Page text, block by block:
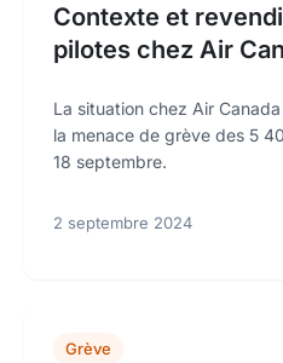
Contexte et
pilotes chez Air
La situation chez Air
la menace de grève des 5
18 septembre.
2 septembre 2024
Grève